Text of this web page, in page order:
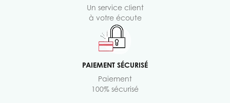
Un service client
à votre écoute
PAIEMENT SÉCURISÉ
Paiement
100% sécurisé